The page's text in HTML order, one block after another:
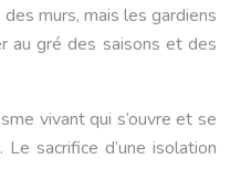
murs, mais les gardiens
au gré des saisons et des
vivant qui s’ouvre et se
sacrifice d’une isolation